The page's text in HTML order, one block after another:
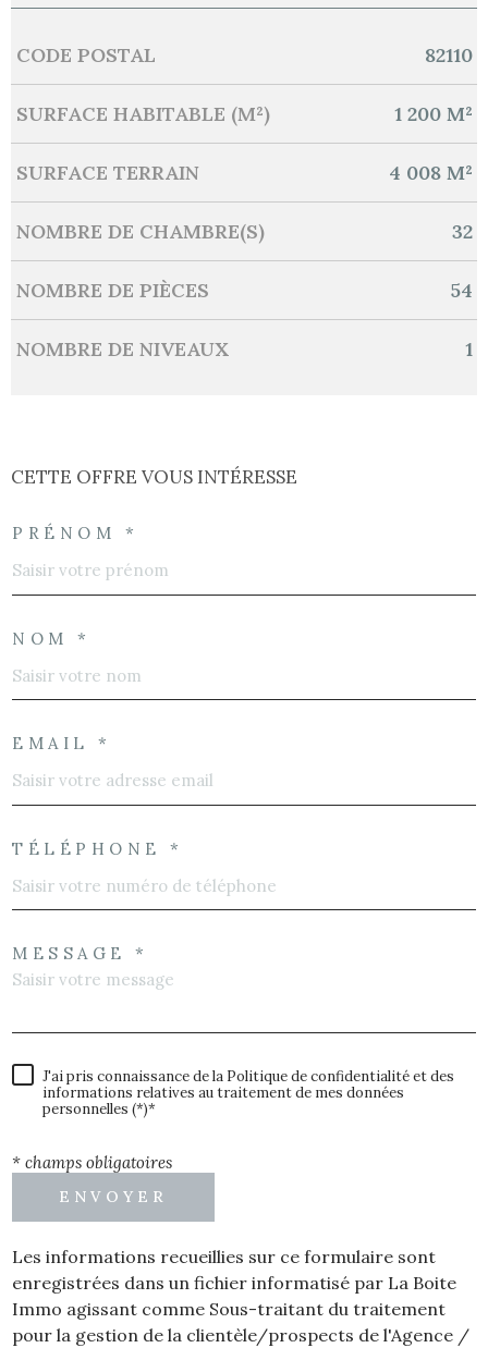
Caractérisque Valeurs
CODE POSTAL 82110
SURFACE HABITABLE (M²) 1 200 M²
SURFACE TERRAIN 4 008 M²
NOMBRE DE CHAMBRE(S) 32
NOMBRE DE PIÈCES 54
NOMBRE DE NIVEAUX 1
CETTE OFFRE VOUS INTÉRESSE
PRÉNOM *
NOM *
EMAIL *
TÉLÉPHONE *
MESSAGE *
J'ai pris connaissance de la Politique de confidentialité et des
informations relatives au traitement de mes données
personnelles (*)*
* champs obligatoires
ENVOYER
Les informations recueillies sur ce formulaire sont
enregistrées dans un fichier informatisé par La Boite
Immo agissant comme Sous-traitant du traitement
pour la gestion de la clientèle/prospects de l'Agence /